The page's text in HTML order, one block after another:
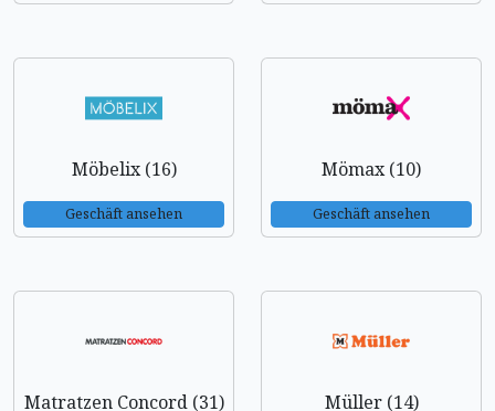
Möbelix (16)
Geschäft ansehen
Mömax (10)
Geschäft ansehen
Matratzen Concord (31) Müller (14)